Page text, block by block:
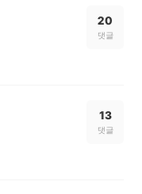
20
댓글
13
댓글